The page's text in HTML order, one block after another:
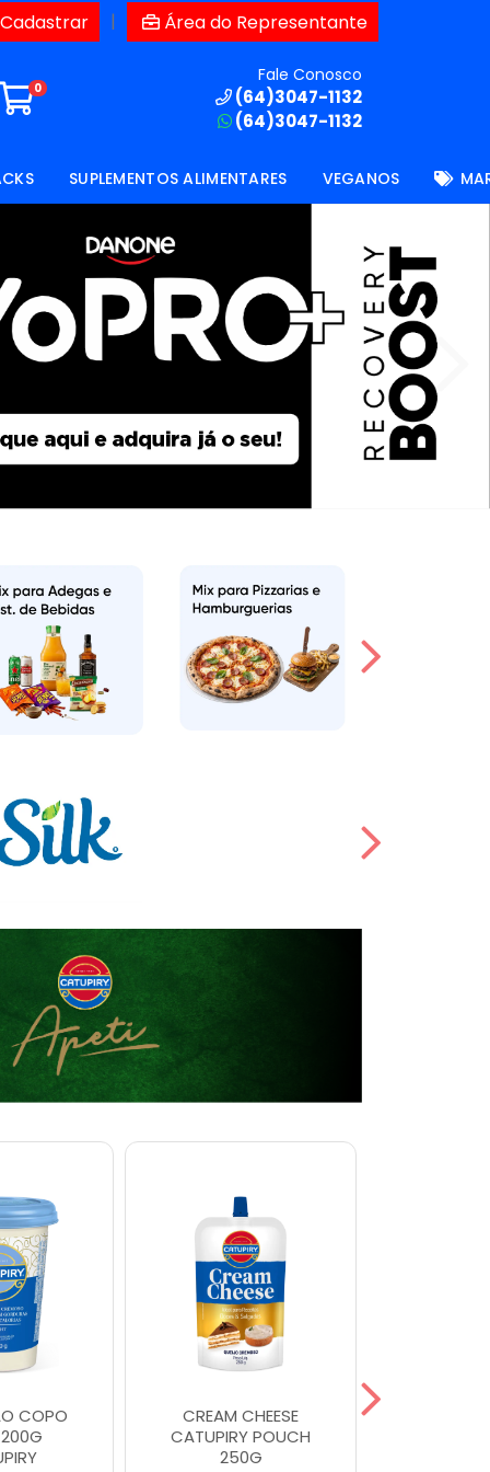
| Área do Representante
0
Fale Conosco
(64)3047-1132
(64)3047-1132
SUPLEMENTOS ALIMENTARES VEGANOS
COPO
CREAM CHEESE
CATUPIRY POUCH
250G